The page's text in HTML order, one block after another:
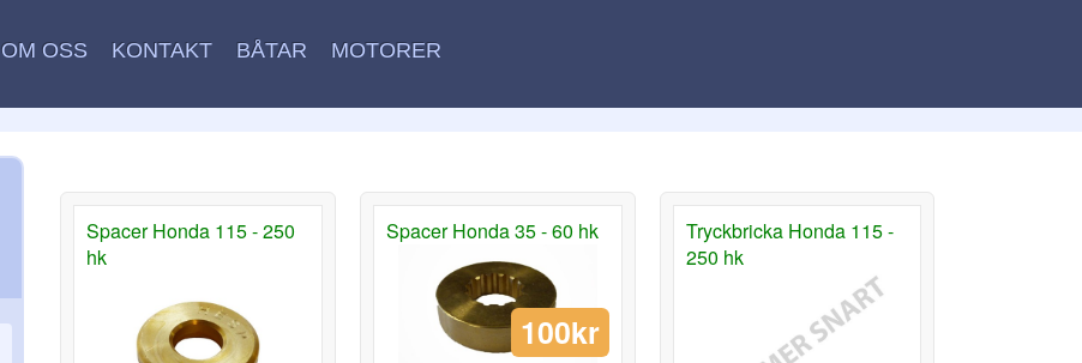
OM OSS KONTAKT BÅTAR MOTORER
Spacer Honda 115 - 250
hk
Spacer Honda 35 - 60 hk
100kr
Tryckbricka Honda 115 -
250 hk